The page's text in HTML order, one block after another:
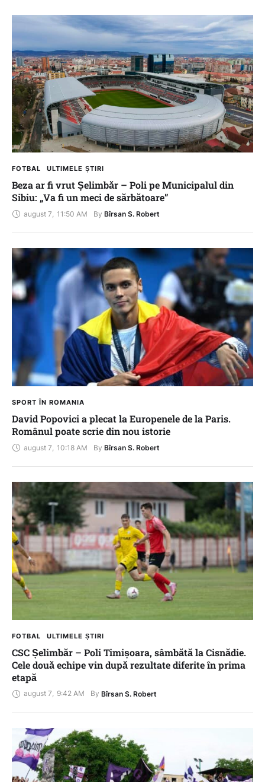
FOTBAL ULTIMELE ȘTIRI
Beza ar fi vrut Șelimbăr – Poli pe Municipalul din
Sibiu: „Va fi un meci de sărbătoare”
august 7 11:50 AM By Bîrsan S. Robert
SPORT ÎN ROMANIA
David Popovici a plecat la Europenele de la Paris.
Românul poate scrie din nou istorie
august 7 10:18 AM By Bîrsan S. Robert
FOTBAL ULTIMELE ȘTIRI
CSC Șelimbăr – Poli Timișoara, sâmbătă la Cisnădie.
Cele două echipe vin după rezultate diferite în prima
etapă
august 7, 9:42 AM By Bîrsan S. Robert